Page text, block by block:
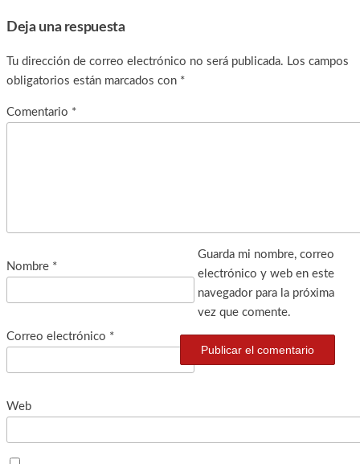
Deja una respuesta
Tu dirección de correo electrónico no será publicada. Los campos
obligatorios están marcados con *
Comentario *
Nombre *
Correo electrónico *
Web
Guarda mi nombre, correo
electrónico y web en este
navegador para la próxima
vez que comente.